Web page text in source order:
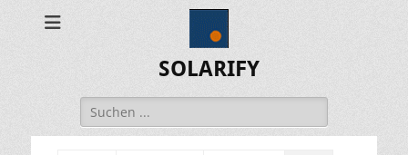
SOLARIFY
Suchen
nach: